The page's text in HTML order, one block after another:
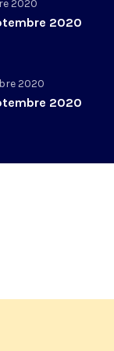
2020
2020
2020
2020